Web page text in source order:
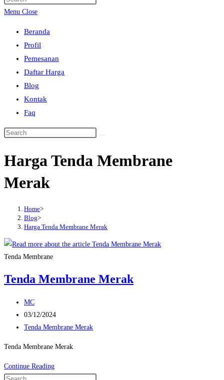
search
Menu Close
Beranda
Profil
Pemesanan
Daftar Harga
Blog
Kontak
Faq
Search
website
Harga Tenda Membrane
Merak
Home>
Blog>
Harga Tenda Membrane Merak
Tenda Membrane
Tenda Membrane Merak
Post
author:
MC
Post
published:
03/12/2024
Post
Tenda Membrane Merak
Tenda Membrane Merak
Continue ReadingTenda